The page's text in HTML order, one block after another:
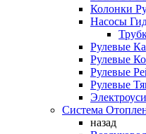
Колонки
Насосы
Рулевые
Рулевые
Рулевые
Рулевые
Система
назад